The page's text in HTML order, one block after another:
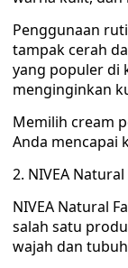
Penggunaan
tampak cerah
yang populer di
menginginkan
Memilih cream
Anda mencapai
2. NIVEA
NIVEA Natural
salah satu
wajah dan